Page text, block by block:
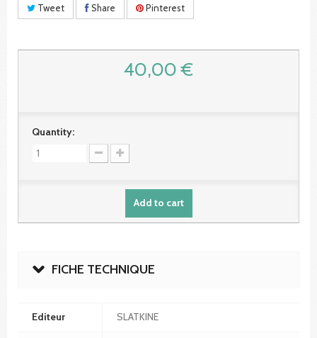
Tweet Share Pinterest
40,00 €
Quantity:
Add to cart
FICHE TECHNIQUE
Editeur SLATKINE